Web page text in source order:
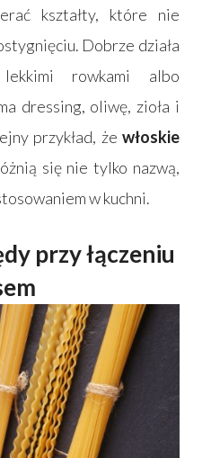
kształty, które nie
Dobrze działa
rowkami albo
dressing, oliwę, zioła i
przykład, że włoskie
się nie tylko nazwą,
w kuchni.
przy łączeniu